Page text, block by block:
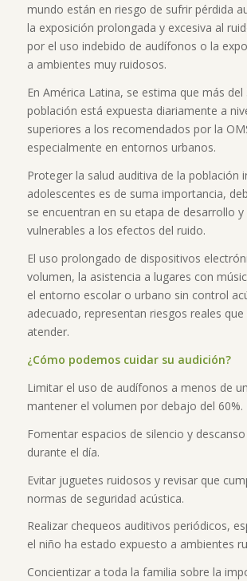
mundo están en riesgo de sufrir pérdida
la exposición prolongada y excesiva al
por el uso indebido de audífonos o la
a ambientes muy ruidosos.
En América Latina, se estima que más del
población está expuesta diariamente a
superiores a los recomendados por la
especialmente en entornos urbanos.
Proteger la salud auditiva de la población
adolescentes es de suma importancia,
se encuentran en su etapa de desarrollo
vulnerables a los efectos del ruido.
El uso prolongado de dispositivos
volumen, la asistencia a lugares con
el entorno escolar o urbano sin control
adecuado, representan riesgos reales
atender.
¿Cómo podemos cuidar su audición?
Limitar el uso de audífonos a menos de
mantener el volumen por debajo del 60%.
Fomentar espacios de silencio y
durante el día.
Evitar juguetes ruidosos y revisar que
normas de seguridad acústica.
Realizar chequeos auditivos periódicos,
el niño ha estado expuesto a ambientes
Concientizar a toda la familia sobre la